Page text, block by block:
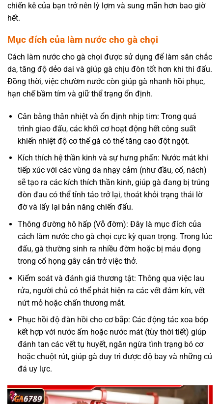
chiến kê của bạn trở nên lỳ lợm và sung mãn hơn bao giờ
hết.
Mục đích của làm nước cho gà chọi
Cách làm nước cho gà chọi được sử dụng để làm săn chắc
da, tăng độ dẻo dai và giúp gà chịu đòn tốt hơn khi thi đấu.
Đồng thời, việc chườm nước còn giúp gà nhanh hồi phục,
hạn chế bầm tím và giữ thể trạng ổn định.
Cân bằng thân nhiệt và ổn định nhịp tim: Trong quá
trình giao đấu, các khối cơ hoạt động hết công suất
khiến nhiệt độ cơ thể gà có thể tăng cao đột ngột.
Kích thích hệ thần kinh và sự hưng phấn: Nước mát khi
tiếp xúc với các vùng da nhạy cảm (như đầu, cổ, nách)
sẽ tạo ra các kích thích thần kinh, giúp gà đang bị trúng
đòn đau có thể tỉnh táo trở lại, thoát khỏi trạng thái lờ
đờ và lấy lại bản năng chiến đấu.
Thông đường hô hấp (Vỗ đờm): Đây là mục đích của
cách làm nước cho gà chọi cực kỳ quan trọng. Trong lúc
đấu, gà thường sinh ra nhiều đờm hoặc bị máu đọng
trong cổ họng gây cản trở việc thở.
Kiểm soát và đánh giá thương tật: Thông qua việc lau
rửa, người chủ có thể phát hiện ra các vết đâm kín, vết
nứt mỏ hoặc chấn thương mắt.
Phục hồi độ đàn hồi cho cơ bắp: Các động tác xoa bóp
kết hợp với nước ấm hoặc nước mát (tùy thời tiết) giúp
đánh tan các vết tụ huyết, ngăn ngừa tình trạng bó cơ
hoặc chuột rút, giúp gà duy trì được độ bay và những cú
đá uy lực.